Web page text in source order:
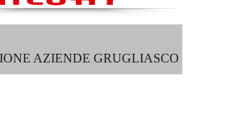
AZIENDE GRUGLIASCO